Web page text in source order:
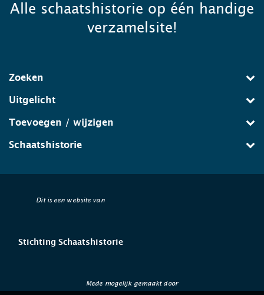
Alle schaatshistorie op één handige
verzamelsite!
Zoeken
Uitgelicht
Toevoegen / wijzigen
Schaatshistorie
Dit is een website van
Stichting Schaatshistorie
Mede mogelijk gemaakt door